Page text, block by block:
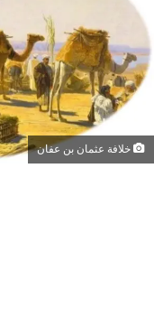
خلافة عثمان بن عفان